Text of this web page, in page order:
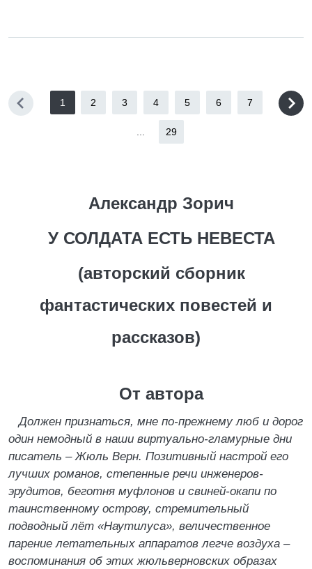
1 2 3 4 5 6 7
29
Александр Зорич
У СОЛДАТА ЕСТЬ НЕВЕСТА
(авторский сборник
фантастических повестей и
рассказов)
От автора
Должен признаться, мне по-прежнему люб и дорог
один немодный в наши виртуально-гламурные дни
писатель – Жюль Верн. Позитивный настрой его
лучших романов, степенные речи инженеров-
эрудитов, беготня муфлонов и свиней-окапи по
таинственному острову, стремительный
подводный лёт «Наутилуса», величественное
парение летательных аппаратов легче воздуха –
воспоминания об этих жюльверновских образах